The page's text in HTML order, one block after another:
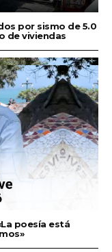
por sismo de 5.0
de viviendas
poesía está